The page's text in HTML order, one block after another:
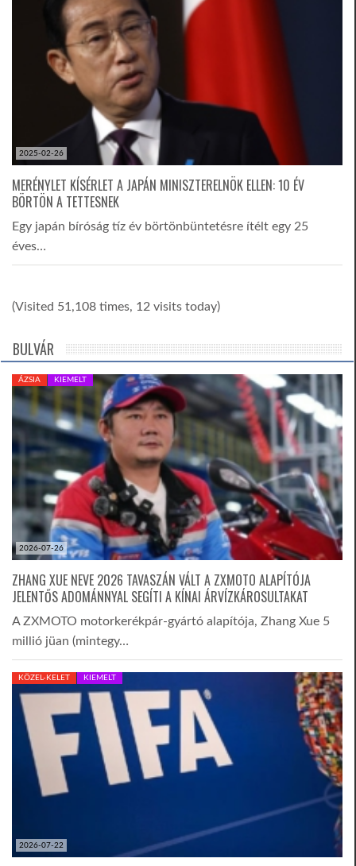
2025-02-26
MERÉNYLET KÍSÉRLET A JAPÁN MINISZTERELNÖK ELLEN: 10 ÉV
BÖRTÖN A TETTESNEK
Egy japán bíróság tíz év börtönbüntetésre ítélt egy 25
éves…
(Visited 51,108 times, 12 visits today)
BULVÁR
2026-07-26
ÁZSIA KIEMELT
ZHANG XUE NEVE 2026 TAVASZÁN VÁLT A ZXMOTO ALAPÍTÓJA
JELENTŐS ADOMÁNNYAL SEGÍTI A KÍNAI ÁRVÍZKÁROSULTAKAT
A ZXMOTO motorkerékpár-gyártó alapítója, Zhang Xue 5
millió jüan (mintegy…
2026-07-22
KÖZEL-KELET KIEMELT